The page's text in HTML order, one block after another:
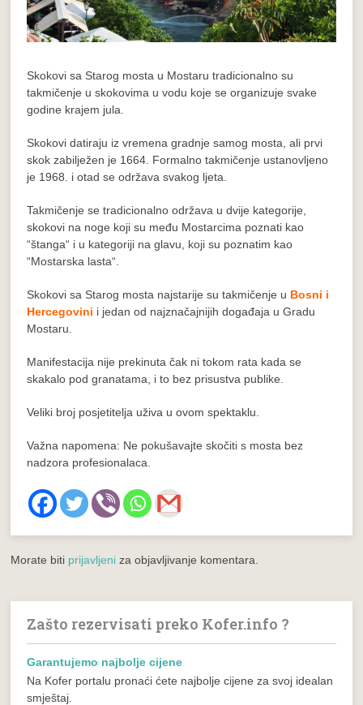
Skokovi sa Starog mosta u Mostaru tradicionalno su
takmičenje u skokovima u vodu koje se organizuje svake
godine krajem jula.
Skokovi datiraju iz vremena gradnje samog mosta, ali prvi
skok zabilježen je 1664. Formalno takmičenje ustanovljeno
je 1968. i otad se održava svakog ljeta.
Takmičenje se tradicionalno održava u dvije kategorije,
skokovi na noge koji su među Mostarcima poznati kao
“štanga“ i u kategoriji na glavu, koji su poznatim kao
“Mostarska lasta“.
Skokovi sa Starog mosta najstarije su takmičenje u Bosni i
Hercegovini i jedan od najznačajnijih događaja u Gradu
Mostaru.
Manifestacija nije prekinuta čak ni tokom rata kada se
skakalo pod granatama, i to bez prisustva publike.
Veliki broj posjetitelja uživa u ovom spektaklu.
Važna napomena: Ne pokušavajte skočiti s mosta bez
nadzora profesionalaca.
Morate biti prijavljeni za objavljivanje komentara.
Zašto rezervisati preko Kofer.info ?
Garantujemo najbolje cijene
Na Kofer portalu pronaći ćete najbolje cijene za svoj idealan
smještaj.